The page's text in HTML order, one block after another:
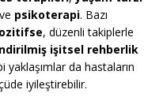
ve psikoterapi. Bazı
, düzenli takiplerle
işitsel rehberlik
yaklaşımlar da hastaların
iyileştirebilir.